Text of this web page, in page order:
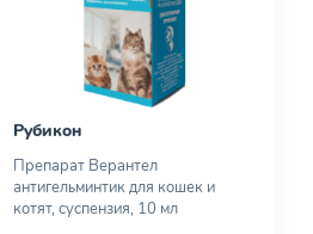
Рубикон
Препарат Верантел
антигельминтик для кошек и
котят, суспензия, 10 мл